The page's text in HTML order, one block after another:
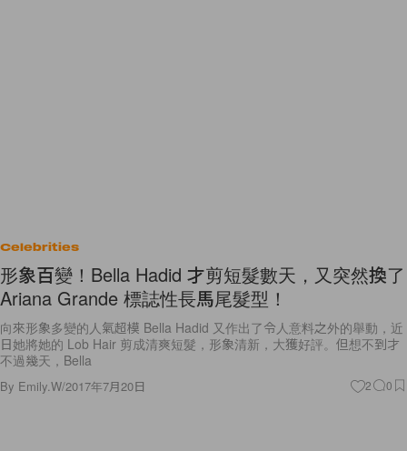
Celebrities
形象百變！Bella Hadid 才剪短髮數天，又突然換了
Ariana Grande 標誌性長馬尾髮型！
向來形象多變的人氣超模 Bella Hadid 又作出了令人意料之外的舉動，近
日她將她的 Lob Hair 剪成清爽短髮，形象清新，大獲好評。但想不到才
不過幾天，Bella
By Emily.W/2017年7月20日 2 0